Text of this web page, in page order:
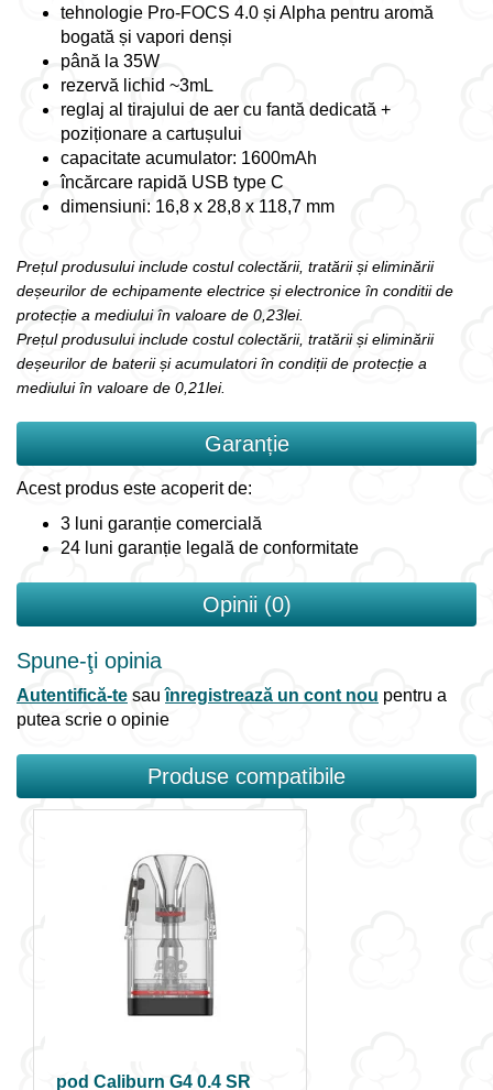
tehnologie Pro-FOCS 4.0 și Alpha pentru aromă
bogată și vapori denși
până la 35W
rezervă lichid ~3mL
reglaj al tirajului de aer cu fantă dedicată +
poziționare a cartușului
capacitate acumulator: 1600mAh
încărcare rapidă USB type C
dimensiuni: 16,8 x 28,8 x 118,7 mm
Prețul produsului include costul colectării, tratării și eliminării
deșeurilor de echipamente electrice și electronice în conditii de
protecție a mediului în valoare de 0,23lei.
Prețul produsului include costul colectării, tratării și eliminării
deșeurilor de baterii și acumulatori în condiții de protecție a
mediului în valoare de 0,21lei.
Garanție
Acest produs este acoperit de:
3 luni garanție comercială
24 luni garanție legală de conformitate
Opinii (0)
Spune-ţi opinia
Autentifică-te sauînregistrează un cont nou pentru a
putea scrie o opinie
Produse compatibile
pod Caliburn G4 0.4 SR